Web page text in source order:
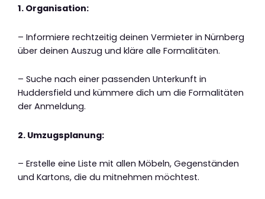
1. Organisation:
– Informiere rechtzeitig deinen Vermieter in Nürnberg
über deinen Auszug und kläre alle Formalitäten.
– Suche nach einer passenden Unterkunft in
Huddersfield und kümmere dich um die Formalitäten
der Anmeldung.
2. Umzugsplanung:
– Erstelle eine Liste mit allen Möbeln, Gegenständen
und Kartons, die du mitnehmen möchtest.